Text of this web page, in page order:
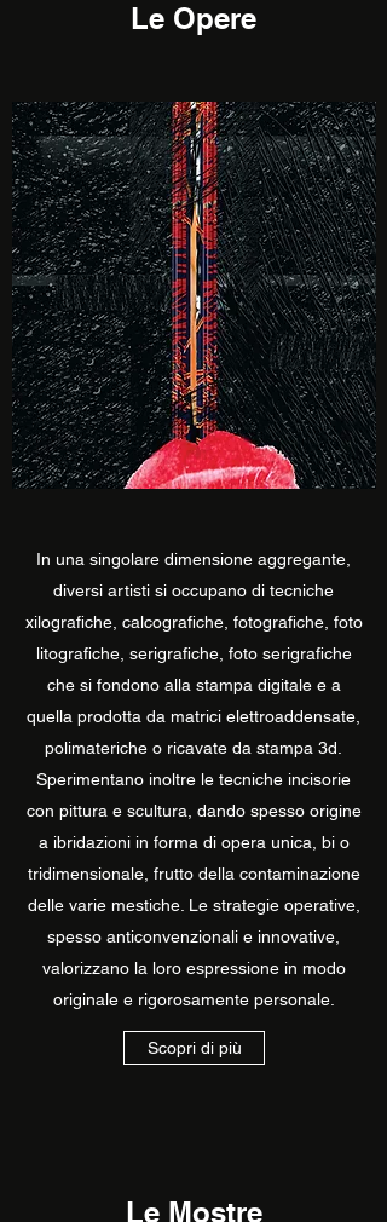
Le Opere
In una singolare dimensione aggregante,
diversi artisti si occupano di tecniche
xilografiche, calcografiche, fotografiche, foto
litografiche, serigrafiche, foto serigrafiche
che si fondono alla stampa digitale e a
quella prodotta da matrici elettroaddensate,
polimateriche o ricavate da stampa 3d.
Sperimentano inoltre le tecniche incisorie
con pittura e scultura, dando spesso origine
a ibridazioni in forma di opera unica, bi o
tridimensionale, frutto della contaminazione
delle varie mestiche. Le strategie operative,
spesso anticonvenzionali e innovative,
valorizzano la loro espressione in modo
originale e rigorosamente personale.
Scopri di più
Le Mostre